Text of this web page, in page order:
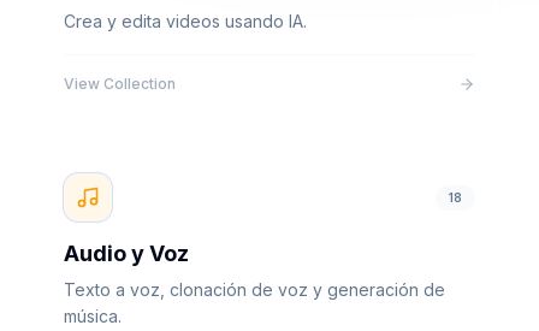
Crea y edita videos usando IA.
View Collection
18
Audio y Voz
Texto a voz, clonación de voz y generación de
música.